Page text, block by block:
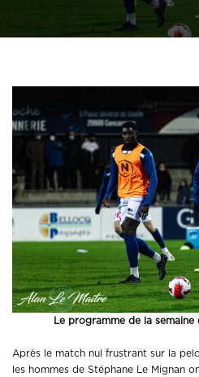
Le programme de la semaine
Après le match nul frustrant sur la
les hommes de Stéphane Le Mignan